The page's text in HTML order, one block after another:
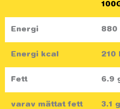
Energi 880
Energi kcal 210
Fett 6.9
varav mättat fett 3.1 g